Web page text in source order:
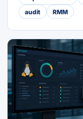
audit
RMM